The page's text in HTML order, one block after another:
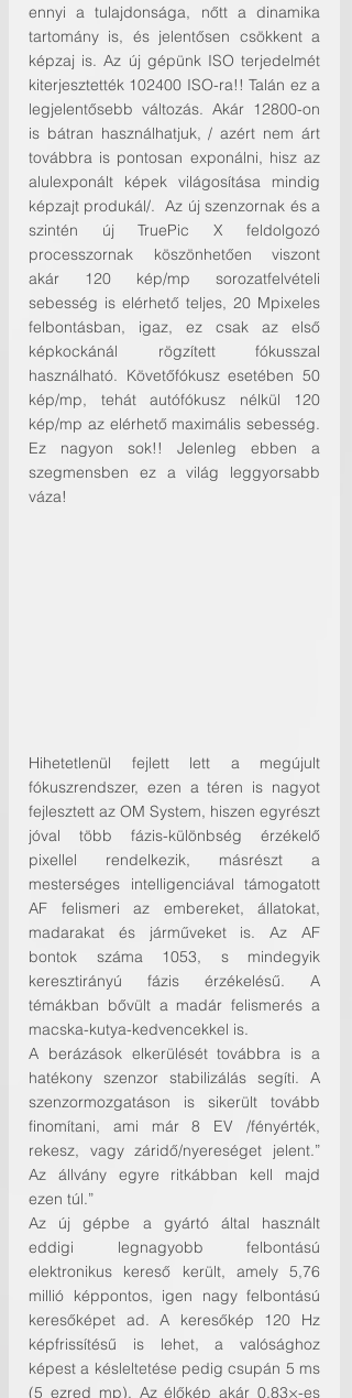
ennyi a tulajdonsága, nőtt a dinamika
tartomány is, és jelentősen csökkent a
képzaj is. Az új gépünk ISO terjedelmét
kiterjesztették 102400 ISO-ra!! Talán ez a
legjelentősebb változás. Akár 12800-on
is bátran használhatjuk, / azért nem árt
továbbra is pontosan exponálni, hisz az
alulexponált képek világosítása mindig
képzajt produkál/.  Az új szenzornak és a
szintén új TruePic X feldolgozó
processzornak köszönhetően viszont
akár 120 kép/mp sorozatfelvételi
sebesség is elérhető teljes, 20 Mpixeles
felbontásban, igaz, ez csak az első
képkockánál rögzített fókusszal
használható. Követőfókusz esetében 50
kép/mp, tehát autófókusz nélkül 120
kép/mp az elérhető maximális sebesség.
Ez nagyon sok!! Jelenleg ebben a
szegmensben ez a világ leggyorsabb
váza!
Hihetetlenül fejlett lett a megújult
fókuszrendszer, ezen a téren is nagyot
fejlesztett az OM System, hiszen egyrészt
jóval több fázis-különbség érzékelő
pixellel rendelkezik, másrészt a
mesterséges intelligenciával támogatott
AF felismeri az embereket, állatokat,
madarakat és járműveket is. Az AF
bontok száma 1053, s mindegyik
keresztirányú fázis érzékelésű. A
témákban bővült a madár felismerés a
macska-kutya-kedvencekkel is.
A berázások elkerülését továbbra is a
hatékony szenzor stabilizálás segíti. A
szenzormozgatáson is sikerült tovább
finomítani, ami már 8 EV /fényérték,
rekesz, vagy záridő/nyereséget jelent.”
Az állvány egyre ritkábban kell majd
ezen túl.”
Az új gépbe a gyártó által használt
eddigi legnagyobb felbontású
elektronikus kereső került, amely 5,76
millió képpontos, igen nagy felbontású
keresőképet ad. A keresőkép 120 Hz
képfrissítésű is lehet, a valósághoz
képest a késleltetése pedig csupán 5 ms
(5 ezred mp). Az élőkép akár 0,83×-es